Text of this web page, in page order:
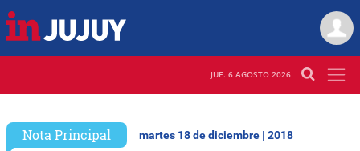
JUE. 6 AGOSTO 2026
Nota Principal martes 18 de diciembre | 2018